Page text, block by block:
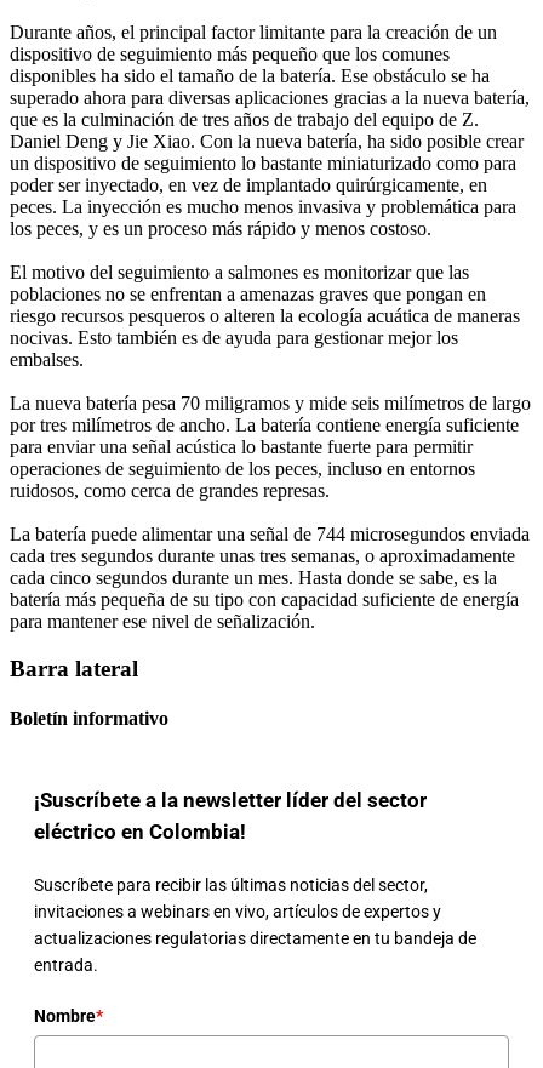
Durante años, el principal factor limitante para la creación de un
dispositivo de seguimiento más pequeño que los comunes
disponibles ha sido el tamaño de la batería. Ese obstáculo se ha
superado ahora para diversas aplicaciones gracias a la nueva batería,
que es la culminación de tres años de trabajo del equipo de Z.
Daniel Deng y Jie Xiao. Con la nueva batería, ha sido posible crear
un dispositivo de seguimiento lo bastante miniaturizado como para
poder ser inyectado, en vez de implantado quirúrgicamente, en
peces. La inyección es mucho menos invasiva y problemática para
los peces, y es un proceso más rápido y menos costoso.
El motivo del seguimiento a salmones es monitorizar que las
poblaciones no se enfrentan a amenazas graves que pongan en
riesgo recursos pesqueros o alteren la ecología acuática de maneras
nocivas. Esto también es de ayuda para gestionar mejor los
embalses.
La nueva batería pesa 70 miligramos y mide seis milímetros de largo
por tres milímetros de ancho. La batería contiene energía suficiente
para enviar una señal acústica lo bastante fuerte para permitir
operaciones de seguimiento de los peces, incluso en entornos
ruidosos, como cerca de grandes represas.
La batería puede alimentar una señal de 744 microsegundos enviada
cada tres segundos durante unas tres semanas, o aproximadamente
cada cinco segundos durante un mes. Hasta donde se sabe, es la
batería más pequeña de su tipo con capacidad suficiente de energía
para mantener ese nivel de señalización.
Barra lateral
Boletín informativo
¡Suscríbete a la newsletter líder del sector
eléctrico en Colombia!
Suscríbete para recibir las últimas noticias del sector,
invitaciones a webinars en vivo, artículos de expertos y
actualizaciones regulatorias directamente en tu bandeja de
entrada.
Nombre*